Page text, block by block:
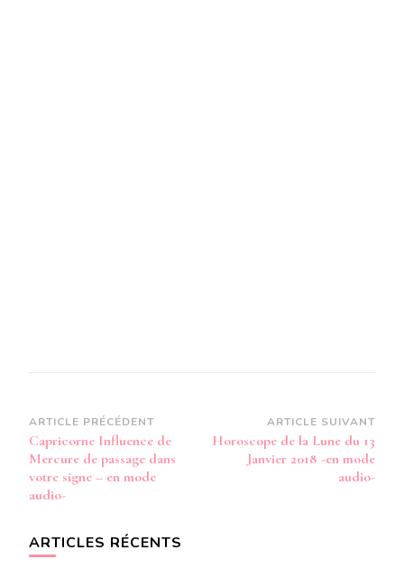
Navigation
d’article
ARTICLE PRÉCÉDENT
Capricorne Influence de
Mercure de passage dans
votre signe – en mode
audio-
ARTICLE SUIVANT
Horoscope de la Lune du 13
Janvier 2018 -en mode
audio-
ARTICLES RÉCENTS